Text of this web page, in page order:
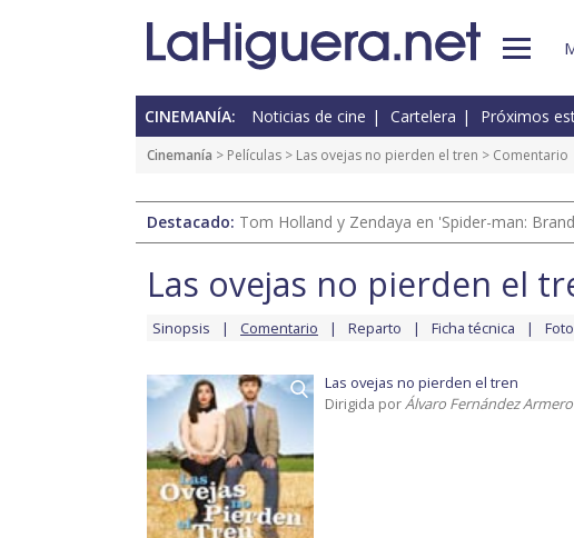
CINEMANÍA: Noticias de cine Cartelera Próximos
Cinemanía > Películas > Las ovejas no pierden el tren > Comentario
Destacado: Tom Holland y Zendaya en 'Spider-man:
Las ovejas no pierden el
Sinopsis Comentario Reparto Ficha técnica
Las ovejas no pierden el tren
Dirigida porÁlvaro Fernández Armero